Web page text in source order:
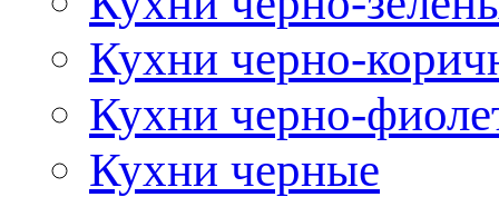
Кухни черно-
Кухни черно-
Кухни черные